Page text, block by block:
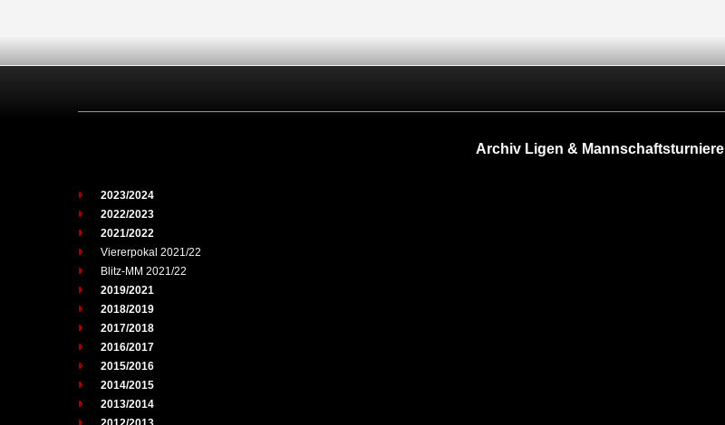
Archiv Ligen & Mannschaftsturniere
2023/2024
2022/2023
2021/2022
Viererpokal 2021/22
Blitz-MM 2021/22
2019/2021
2018/2019
2017/2018
2016/2017
2015/2016
2014/2015
2013/2014